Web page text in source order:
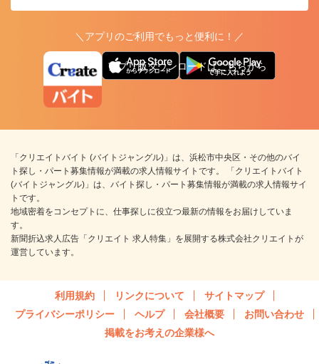
＼アプリのご利用でもっと便利に！／
アプリ版ダウンロードはこちらから
「クリエイトバイト (バイトジャングル)」は、浜松市中央区・その他のバイ
ト探し・パート募集情報が満載の求人情報サイトです。 「クリエイトバイト
(バイトジャングル)」は、バイト探し・パート募集情報が満載の求人情報サイ
トです。
地域密着をコンセプトに、仕事探しに役立つ最新の情報をお届けしていま
す。
新聞折込求人広告「クリエイト 求人特集」を展開する株式会社クリエイトが
運営しています。
利用規約 リンクについて
サイトマップ
プライバシーポリシー
ヘルプ 会社概要
お問い合わせ
掲載をお考えの企業様へ